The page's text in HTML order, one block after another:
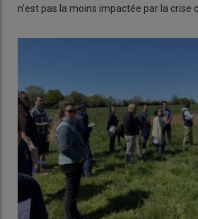
n'est pas la moins impactée par la crise